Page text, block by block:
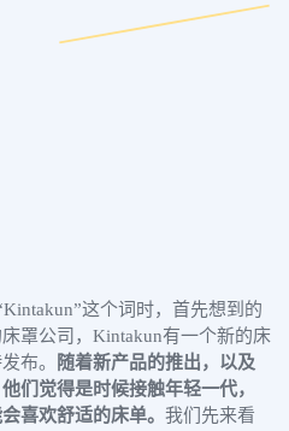
这个词时，首先想到的
罩公司，Kintakun有一个新的床
布。
随着新产品的推出，以及
们觉得是时候接触年轻一代，
喜欢舒适的床单。 我们先来看